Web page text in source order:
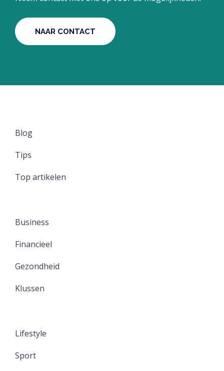
Blog
Tips
Top artikelen
Business
Financieel
Gezondheid
Klussen
Lifestyle
Sport
NAAR CONTACT